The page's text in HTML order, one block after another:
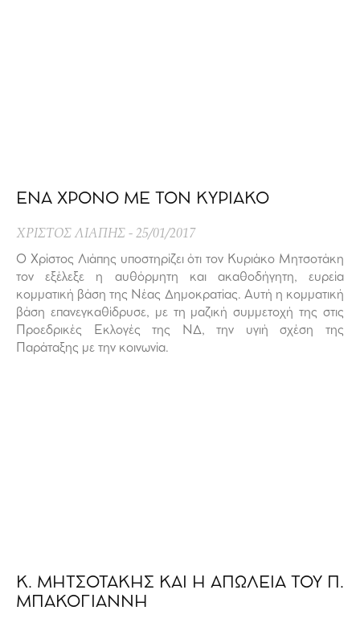
ΕΝΑ ΧΡΟΝΟ ΜΕ ΤΟΝ ΚΥΡΙΑΚΟ
ΧΡΙΣΤΟΣ ΛΙΑΠΗΣ 25/01/2017
Ο Χρίστος Λιάπης υποστηρίζει ότι τον Κυριάκο Μητσοτάκη
τον εξέλεξε η αυθόρμητη και ακαθοδήγητη, ευρεία
κομματική βάση της Νέας Δημοκρατίας. Αυτή η κομματική
βάση επανεγκαθίδρυσε, με τη μαζική συμμετοχή της στις
Προεδρικές Εκλογές της ΝΔ, την υγιή σχέση της
Παράταξης με την κοινωνία.
Κ. ΜΗΤΣΟΤΑΚΗΣ ΚΑΙ Η ΑΠΩΛΕΙΑ ΤΟΥ Π.
ΜΠΑΚΟΓΙΑΝΝΗ